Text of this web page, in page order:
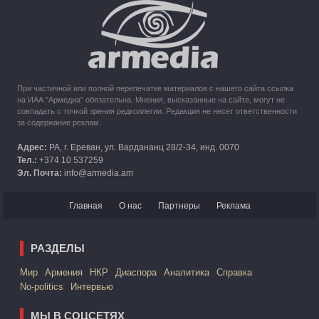
Кипр рассматривает возможность размещения беженцев
из Карабаха
При частичной или полной перепечатке материалов с нашего сайта ссылка
на ИАА "Армедиа" обязательна. Мнения, высказанные на сайте, могут не
совпадать с точкой зрения редколлегии. Редакция не несет ответственности
за содержание реклам.
Адрес: РА, г. Ереван, ул. Вардананц 28/2-34, инд. 0070
Тел.: +374 10 537259
Эл. Почта: info@armedia.am
Главная О нас Партнеры Реклама
РАЗДЕЛЫ
Mир Армения НКР Диаспора Аналитика
Справка
No-politics
Интервью
МЫ В СОЦСЕТЯХ